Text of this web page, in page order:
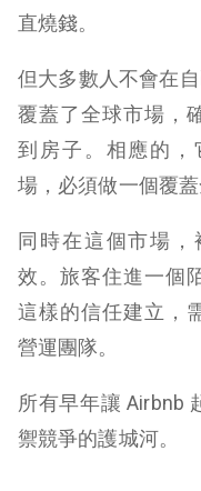
直燒錢。
但大多數人不會在
覆蓋了全球市場，
到房子。相應的
場，必須做一個覆
同時在這個市場
效。旅客住進一個
這樣的信任建立，
營運團隊。
所有早年讓 Airbnb
禦競爭的護城河。